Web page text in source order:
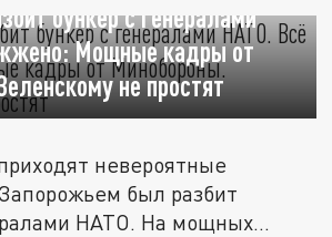
бункер с генералами
Мощные кадры от
не простят
невероятные
был разбит
НАТО. На мощных